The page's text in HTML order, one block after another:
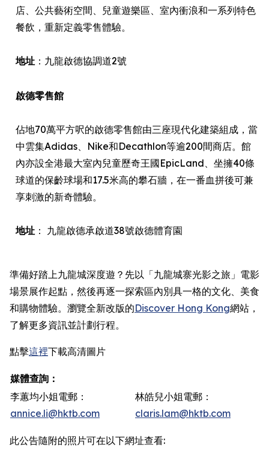
店、公共藝術空間、兒童遊樂區、室內衝浪和一系列特色
餐飲，重新定義零售體驗。
地址 ：九龍啟德協調道2號
啟德零售館
佔地70萬平方呎的啟德零售館由三座現代化建築組成，當
中雲集Adidas、Nike和Decathlon等逾200間商店。館
內亦設全港最大室內兒童歷奇王國EpicLand、坐擁40條
球道的保齡球場和17.5米高的攀石牆，在一番血拼後可兼
享刺激的新奇體驗。
地址 ： 九龍啟德承啟道38號啟德體育園
準備好踏上九龍城深度遊？先以「九龍城寨光影之旅」電影
場景展作起點，然後再逐一探索區內別具一格的文化、美食
和購物體驗。瀏覽全新改版的Discover Hong Kong網站，
了解更多資訊並計劃行程。
點擊這裡下載高清圖片
媒體查詢：
李蕙均小姐電郵：
annice.li@hktb.com
林皓兒小姐電郵：
claris.lam@hktb.com
此公告隨附的照片可在以下網址查看: